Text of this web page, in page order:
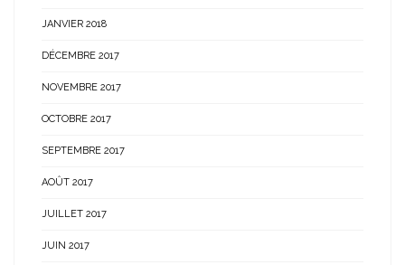
JANVIER 2018
DÉCEMBRE 2017
NOVEMBRE 2017
OCTOBRE 2017
SEPTEMBRE 2017
AOÛT 2017
JUILLET 2017
JUIN 2017